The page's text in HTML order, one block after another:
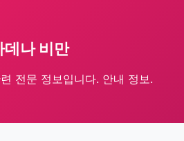
데나 비만
전문 정보입니다. 안내 정보.